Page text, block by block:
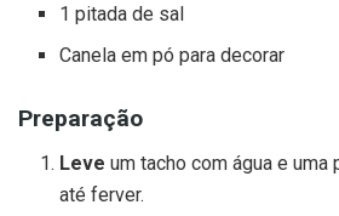
1 pitada de sal
Canela em pó para decorar
Preparação
Leve um tacho com água e uma
até ferver.